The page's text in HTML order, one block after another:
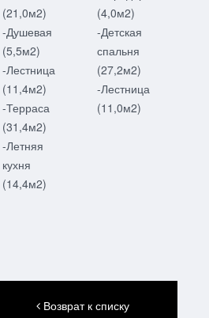
(21,0м2)
-Душевая
(5,5м2)
-Лестница
(11,4м2)
-Терраса
(31,4м2)
-Летняя
кухня
(14,4м2)
(4,0м2)
-Детская
спальня
(27,2м2)
-Лестница
(11,0м2)
Возврат к списку